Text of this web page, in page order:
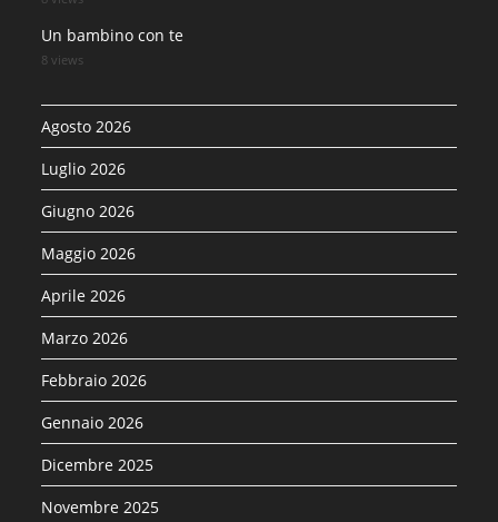
Un bambino con te
8 views
Agosto 2026
Luglio 2026
Giugno 2026
Maggio 2026
Aprile 2026
Marzo 2026
Febbraio 2026
Gennaio 2026
Dicembre 2025
Novembre 2025